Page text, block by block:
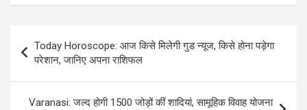
navigation
Today Horoscope: आज किसे मिलेगी गुड न्यूज, किसे होना पड़ेगा
परेशान, जानिए अपना राशिफल
Varanasi: जल्द होगी 1500 जोड़ों कीं शादियां, सामूहिक विवाह योजना